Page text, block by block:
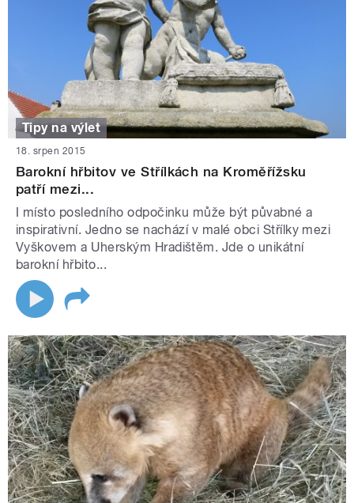
Tipy na výlet
18. srpen 2015
Barokní hřbitov ve Střílkách na Kroměřížsku
patří mezi...
I místo posledního odpočinku může být půvabné a
inspirativní. Jedno se nachází v malé obci Střílky mezi
Vyškovem a Uherským Hradištěm. Jde o unikátní
barokní hřbito...